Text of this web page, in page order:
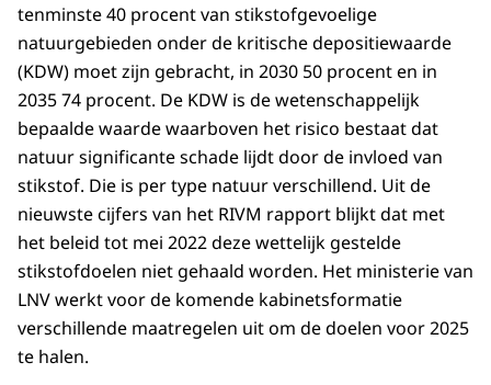
tenminste 40 procent van stikstofgevoelige
natuurgebieden onder de kritische depositiewaarde
(KDW) moet zijn gebracht, in 2030 50 procent en in
2035 74 procent. De KDW is de wetenschappelijk
bepaalde waarde waarboven het risico bestaat dat
natuur significante schade lijdt door de invloed van
stikstof. Die is per type natuur verschillend. Uit de
nieuwste cijfers van het RIVM rapport blijkt dat met
het beleid tot mei 2022 deze wettelijk gestelde
stikstofdoelen niet gehaald worden. Het ministerie van
LNV werkt voor de komende kabinetsformatie
verschillende maatregelen uit om de doelen voor 2025
te halen.